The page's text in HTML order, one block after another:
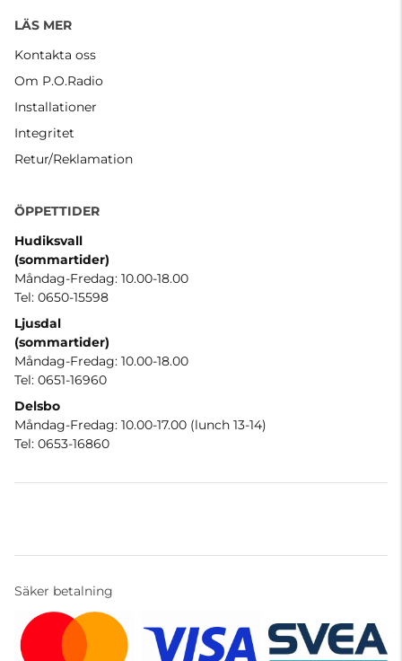
LÄS MER
Kontakta oss
Om P.O.Radio
Installationer
Integritet
Retur/Reklamation
ÖPPETTIDER
Hudiksvall
(sommartider)
Måndag-Fredag: 10.00-18.00
Tel: 0650-15598
Ljusdal
(sommartider)
Måndag-Fredag: 10.00-18.00
Tel: 0651-16960
Delsbo
Måndag-Fredag: 10.00-17.00 (lunch 13-14)
Tel: 0653-16860
Säker betalning